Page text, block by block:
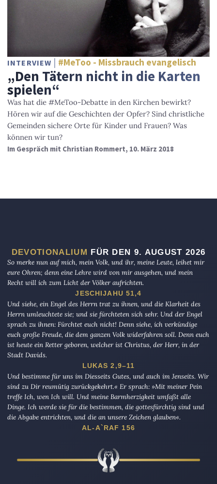
INTERVIEW #MeToo - Missbrauch evangelisch
„Den Tätern nicht in die Karten
spielen“
Was hat die #MeToo-Debatte in den Kirchen bewirkt?
Hören wir auf die Geschichten der Opfer? Sind christliche
Gemeinden sichere Orte für Kinder und Frauen? Was
können wir tun?
Im Gespräch mit Christian Rommert, 10. März 2018
DEVOTIONALIUM FÜR DEN 9. AUGUST 2026
So merke nun auf mich, mein Volk, und ihr, meine Leute, leihet mir
eure Ohren; denn eine Lehre wird von mir ausgehen, und mein
Recht will ich zum Licht der Völker aufrichten.
JESCHIJAHU 51,4
Und siehe, ein Engel des Herrn trat zu ihnen, und die Klarheit des
Herrn umleuchtete sie; und sie fürchteten sich sehr. Und der Engel
sprach zu ihnen: Fürchtet euch nicht! Denn siehe, ich verkündige
euch große Freude, die dem ganzen Volk widerfahren soll. Denn euch
ist heute ein Retter geboren, welcher ist Christus, der Herr, in der
Stadt Davids.
LUKAS 2,9–11
Und bestimme für uns im Diesseits Gutes, und auch im Jenseits. Wir
sind zu Dir reumütig zurückgekehrt.« Er sprach: »Mit meiner Pein
treffe Ich, wen Ich will. Und meine Barmherzigkeit umfaßt alle
Dinge. Ich werde sie für die bestimmen, die gottesfürchtig sind und
die Abgabe entrichten, und die an unsere Zeichen glauben«.
AL-A`RAF 156